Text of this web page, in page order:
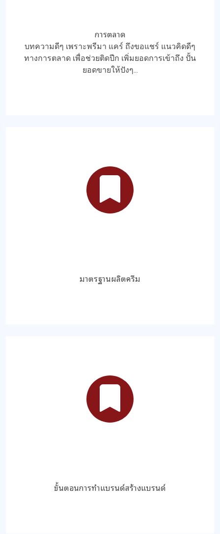
การตลาด
บทความดีๆ เพราะพรีมา แคร์ ถึงขอแชร์ แนวคิดดีๆ
ทางการตลาด เพื่อช่วยติดปีก เพิ่มยอดการเข้าถึง ปั้น
ยอดขายให้ปังๆ...
มาตรฐานผลิตครีม
ขั้นตอนการทำแบรนด์สร้างแบรนด์